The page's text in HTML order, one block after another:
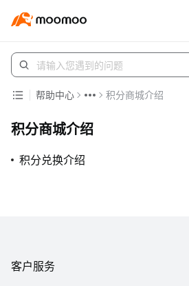
帮助中心 积分商城介绍
积分商城介绍
积分兑换介绍
客户服务